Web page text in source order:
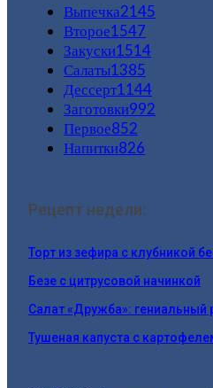
Выпечка2145
Второе1547
Закуски1514
Салаты1385
Дессерт1144
Заготовки992
Первое852
Напитки826
Рецепт недели:
Торт из зефира с клубникой
Безе с цитрусовой начинкой
Салат «Дружба»: гениальный
Тушеная капуста с